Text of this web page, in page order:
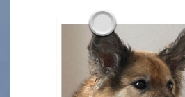
T
O
T